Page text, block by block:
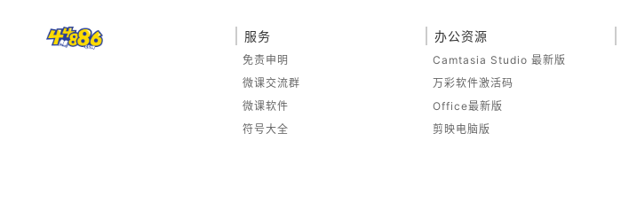
服务
免责申明
微课交流群
微课软件
符号大全
办公资源
Camtasia Studio 最新版
万彩软件激活码
Office最新版
剪映电脑版